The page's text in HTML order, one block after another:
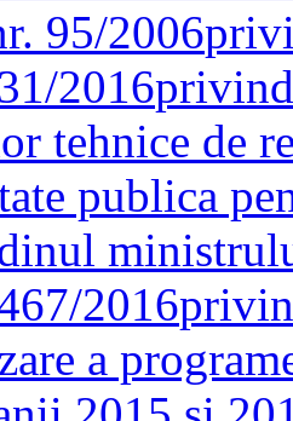
95/2006
2016
tehnice de
publica
2016
a